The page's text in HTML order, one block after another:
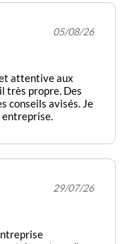
05/08/26
attentive aux
très propre. Des
conseils avisés. Je
29/07/26